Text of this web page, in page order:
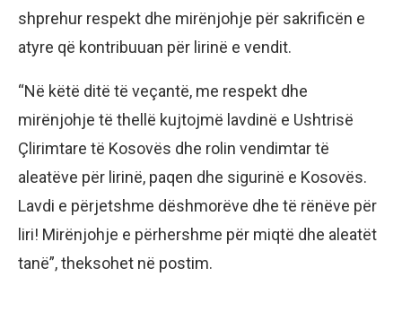
shprehur respekt dhe mirënjohje për sakrificën e
atyre që kontribuuan për lirinë e vendit.
“Në këtë ditë të veçantë, me respekt dhe
mirënjohje të thellë kujtojmë lavdinë e Ushtrisë
Çlirimtare të Kosovës dhe rolin vendimtar të
aleatëve për lirinë, paqen dhe sigurinë e Kosovës.
Lavdi e përjetshme dëshmorëve dhe të rënëve për
liri! Mirënjohje e përhershme për miqtë dhe aleatët
tanë”, theksohet në postim.